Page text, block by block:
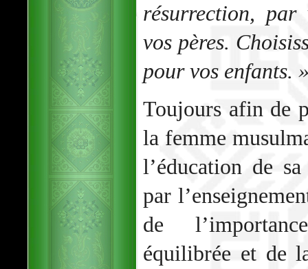
résurrection, par
vos pères.
pour vos enfants.
Toujours afin de
la femme
l’éducation de
par
de
équilibrée et de